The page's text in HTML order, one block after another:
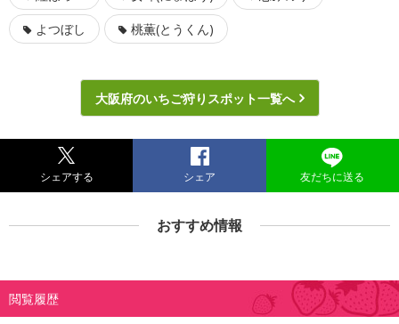
よつぼし
桃薫(とうくん)
大阪府のいちご狩りスポット一覧へ
シェアする シェア 友だちに送る
おすすめ情報
閲覧履歴